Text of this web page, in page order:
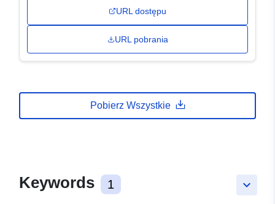
URL dostępu
URL pobrania
Pobierz Wszystkie
keyboard_arrow_down
Keywords 1